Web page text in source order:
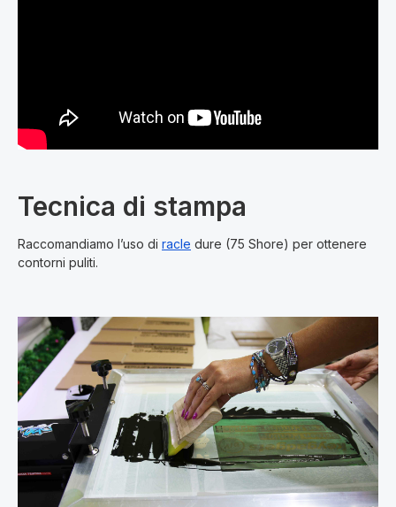
Tecnica di stampa
Raccomandiamo l’uso di racle dure (75 Shore) per ottenere
contorni puliti.